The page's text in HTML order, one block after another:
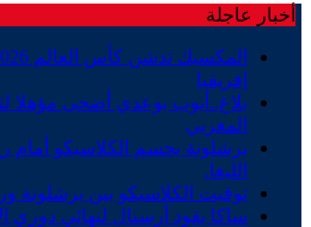
أخبار عاجلة
إفريقيا
بلاغ..أيوب بوعدي أضحى مؤهلا
المغربي
برشلونة يحسم الكلاسيكو أمام
الليغا.
توقيت الكلاسيكو بين برشلونة
ساكا يقود أرسنال لنهائي دوري